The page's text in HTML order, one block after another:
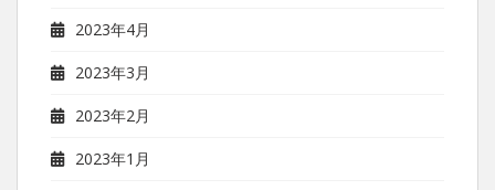
2023年4月
2023年3月
2023年2月
2023年1月